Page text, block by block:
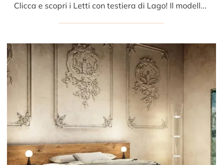
Clicca e scopri i Letti con testiera di Lago! Il modello Steel 1721 in legno ti sta aspettando nelle versioni matrimoniali.